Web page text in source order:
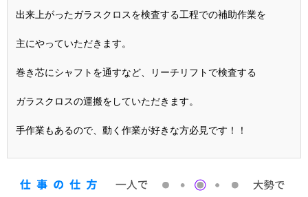
出来上がったガラスクロスを検査する工程での補助作業を
主にやっていただきます。
巻き芯にシャフトを通すなど、リーチリフトで検査する
ガラスクロスの運搬をしていただきます。
手作業もあるので、動く作業が好きな方必見です！！